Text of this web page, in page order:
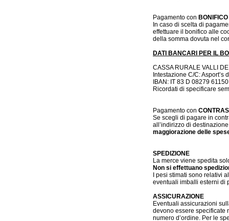
Pagamento con
In caso di scelta di
effettuare il bonifico alle
della somma dovuta nel
DATI BANCARI PER IL
CASSA RURALE VALLI
Intestazione C/C: Asport’s
IBAN: IT 83 D 08279
Ricordati di specificare
Pagamento con
Se scegli di pagare in
all’indirizzo di
maggiorazione delle
SPEDIZIONE
La merce viene spedita
Non si effettuano
I pesi stimati sono relativi
eventuali imballi esterni di
ASSICURAZIONE
Eventuali assicurazioni
devono essere specificate
numero d’ordine. Per le